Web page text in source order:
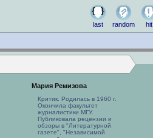
last random hit
Мария Ремизова
Критик. Родилась в 1960 г.
Окончила факультет
журналистики МГУ.
Публиковала рецензии и
обзоры в "Литературной
газете", "Независимой